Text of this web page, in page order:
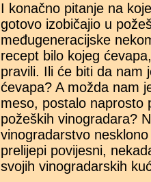
I konačno pitanje na
gotovo izobičajio u
međugeneracijske
recept bilo kojeg
pravili. Ili će biti da nam
ćevapa? A možda nam
meso, postalo naprosto
požeških vinogradara?
vinogradarstvo
prelijepi povijesni,
svojih vinogradarskih